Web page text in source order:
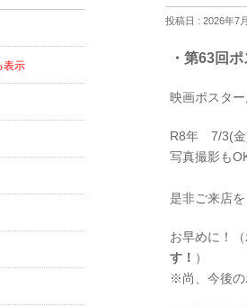
投稿日 : 2026年7
・第63回
映画ポスタ
R8年 7/3(金)
写真撮影も
是非ご来店を
お早めに！（
す！ ）
※尚、今後の
表示